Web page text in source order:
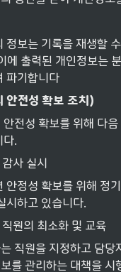
정보는 기록을 재생할
에 출력된 개인정보는
파기합니다
안전성 확보 조치)
전성 확보를 위해 다
.
사 실시
안정성 확보를 위해 정
시하고 있습니다.
원의 최소화 및 교육
직원을 지정하고 담당
를 관리하는 대책을 시